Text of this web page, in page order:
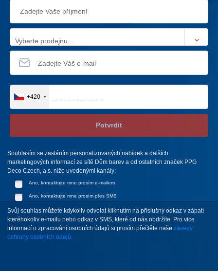
Vyberte prodejnu…
+420
Potvrdit
Souhlasím se zasláním personalizovaných nabídek a dalších
marketingových informací ze sítě Dům barev a od ostatních značek PPG
Deco Czech, a.s. níže uvedenými kanály:
Ano, kontaktujte mne prosím e-mailem
Ano, kontaktujte mne prosím přes SMS
Svůj souhlas můžete kdykoliv odvolat kliknutím na příslušný odkaz v zápatí
kteréhokoliv e-mailu nebo odkaz v SMS, které od nás obdržíte. Pro vice
informací o zpracování osobních údajů si prosím přečtěte naše zásady
ochrany osobních údajů.